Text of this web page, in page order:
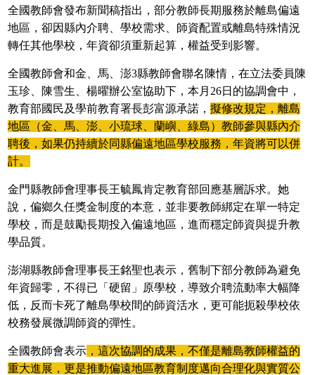
全國教師會發布新聞稿指出，部分教師長期服務於離島偏遠
地區，卻因縣內介聘、學校需求、師資配置或離島特殊情況
轉任其他學校，年資卻須重新起算，權益受到影響。
全國教師會和金、馬、澎3縣教師會聯名陳情，在立法委員陳
玉珍、陳雪生、楊曜辦公室協助下，本月26日的協調會中，
教育部國民及學前教育署長彭富源承諾，擬修改規定，離島
地區（金、馬、澎、小琉球、蘭嶼、綠島）教師參與縣內介
聘後，如果仍持續於同縣偏遠地區學校服務，年資將可以併
計。
金門縣教師會理事長王毓鳳肯定教育部回應基層訴求。她
說，偏鄉久任獎金制度的本意，並非要教師綁定在單一特定
學校，而是鼓勵長期投入偏遠地區，進而穩定師資與提升教
學品質。
澎湖縣教師會理事長王銘聖也表示，舊制下部分教師為避免
年資歸零，不得已「硬留」原學校，導致介聘流動率大幅降
低，反而卡死了離島學校間的師資活水，更可能扼殺學校依
校務發展微調師資的彈性。
全國教師會表示 ，這次協調的成果，不僅是離島教師權益的
重大進展，更是推動偏遠地區教育制度邁向合理化與實質公